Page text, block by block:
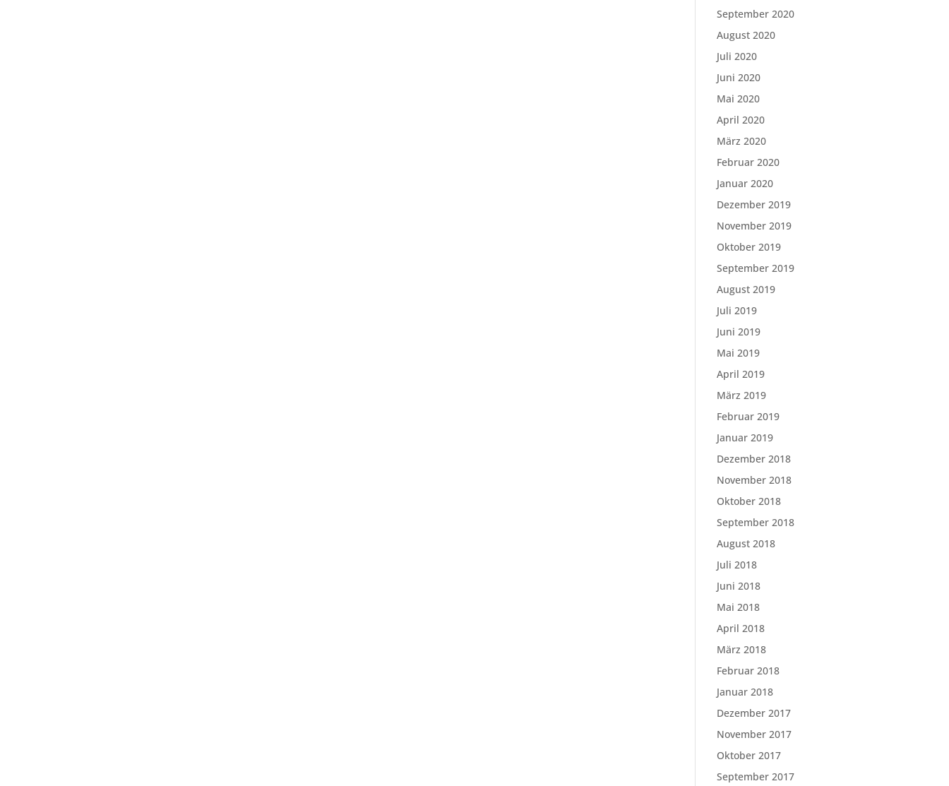
September 2020
August 2020
Juli 2020
Juni 2020
Mai 2020
April 2020
März 2020
Februar 2020
Januar 2020
Dezember 2019
November 2019
Oktober 2019
September 2019
August 2019
Juli 2019
Juni 2019
Mai 2019
April 2019
März 2019
Februar 2019
Januar 2019
Dezember 2018
November 2018
Oktober 2018
September 2018
August 2018
Juli 2018
Juni 2018
Mai 2018
April 2018
März 2018
Februar 2018
Januar 2018
Dezember 2017
November 2017
Oktober 2017
September 2017